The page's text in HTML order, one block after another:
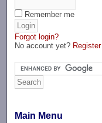
Remember me
Forgot login?
No account yet? Register
Main Menu